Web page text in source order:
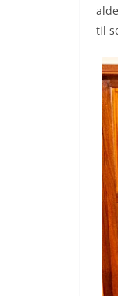
til